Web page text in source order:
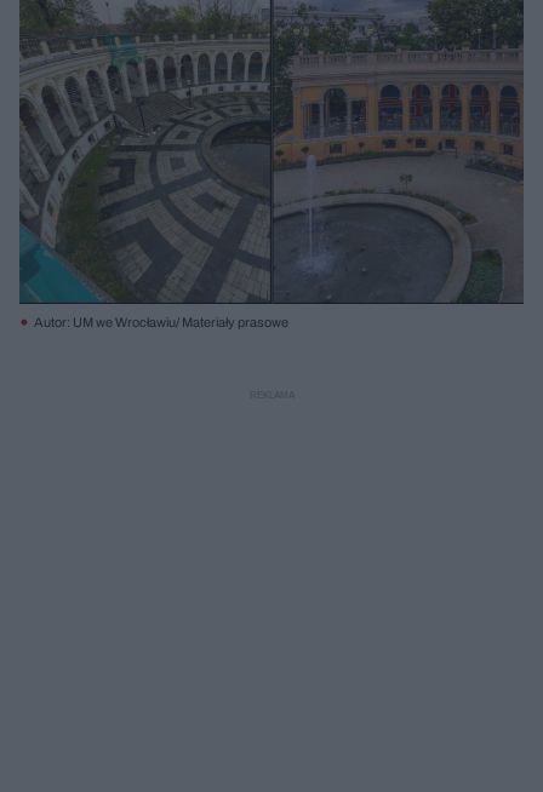
Autor: UM we Wrocławiu/ Materiały prasowe